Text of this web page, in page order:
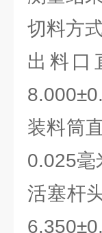
切料方
出料口
装料筒
0.025毫
活塞杆